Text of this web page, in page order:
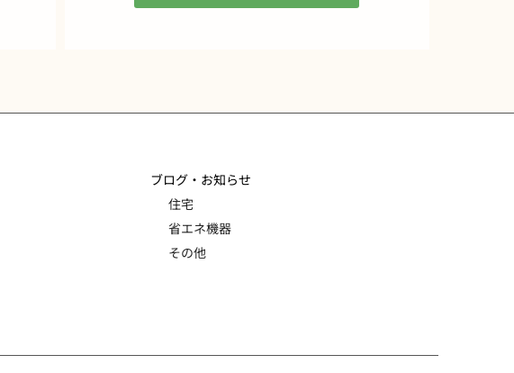
ブログ・お知らせ
住宅
省エネ機器
その他